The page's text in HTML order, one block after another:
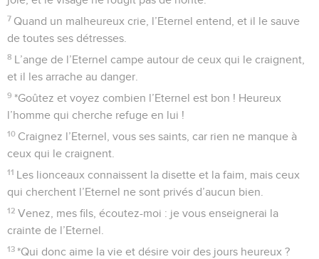
7 Quand un malheureux crie, l’Eternel entend, et il le sauve
de toutes ses détresses.
8
L’ange de l’Eternel campe autour de ceux qui le craignent,
et il les arrache au danger.
9 *Goûtez et voyez combien l’Eternel est bon ! Heureux
l’homme qui cherche refuge en lui !
10 Craignez l’Eternel, vous ses saints, car rien ne manque à
ceux qui le craignent.
11
Les lionceaux connaissent la disette et la faim, mais ceux
qui cherchent l’Eternel ne sont privés d’aucun bien.
12 Venez, mes fils, écoutez-moi : je vous enseignerai la
crainte de l’Eternel.
13 *Qui donc aime la vie et désire voir des jours heureux ?